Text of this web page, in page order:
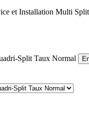
et Installation Multi Split
Split Taux Normal